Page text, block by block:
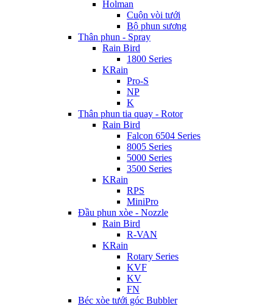
Holman
Cuộn vòi tưới
Bộ phun sương
Thân phun - Spray
Rain Bird
1800 Series
KRain
Pro-S
NP
K
Thân phun tia quay - Rotor
Rain Bird
Falcon 6504 Series
8005 Series
5000 Series
3500 Series
KRain
RPS
MiniPro
Đầu phun xòe - Nozzle
Rain Bird
R-VAN
KRain
Rotary Series
KVF
KV
FN
Béc xòe tưới góc Bubbler